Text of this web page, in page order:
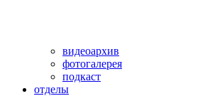
видеоархив
фотогалерея
подкаст
отделы